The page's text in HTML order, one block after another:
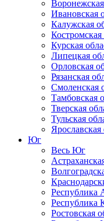
Ивановская
Калужская
Костромская
Курская
Липецкая
Орловская
Рязанская
Смоленская
Тамбовская
Тверская
Тульская
Ярославская
Юг
Весь Юг
Республика
Республика
Ростовская